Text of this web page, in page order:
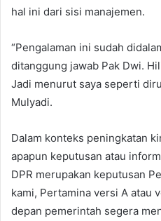
hal ini dari sisi manajemen.
“Pengalaman ini sudah
ditanggung jawab Pak Dwi.
Jadi menurut saya seperti
Mulyadi.
Dalam konteks peningkatan
apapun keputusan atau
DPR merupakan keputusan
kami, Pertamina versi A atau
depan pemerintah segera